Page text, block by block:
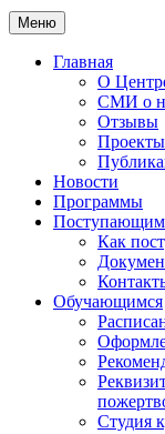
Меню
Главная
О
СМИ о
Отзывы
Новости
Программы
Поступающим
Как
Обучающимся
Студия